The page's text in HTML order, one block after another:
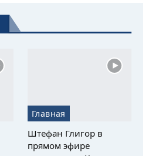
Главная
Штефан Глигор в
прямом эфире